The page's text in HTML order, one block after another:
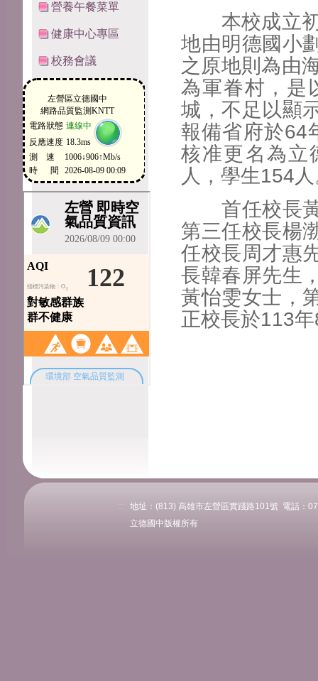
營養午餐菜單
健康中心專區
校務會議
本校成立初
地由明德國小
之原地則為由
為軍眷村，是
城，不足以顯
報備省府於64
核准更名為立
人，學生154
首任校長黃
第三任校長楊
任校長周才惠
長韓春屏先生
黃怡雯女士，
正校長於113
:::
地址：(813) 高雄市左營區實踐路101號 電話：
立德國中版權所有